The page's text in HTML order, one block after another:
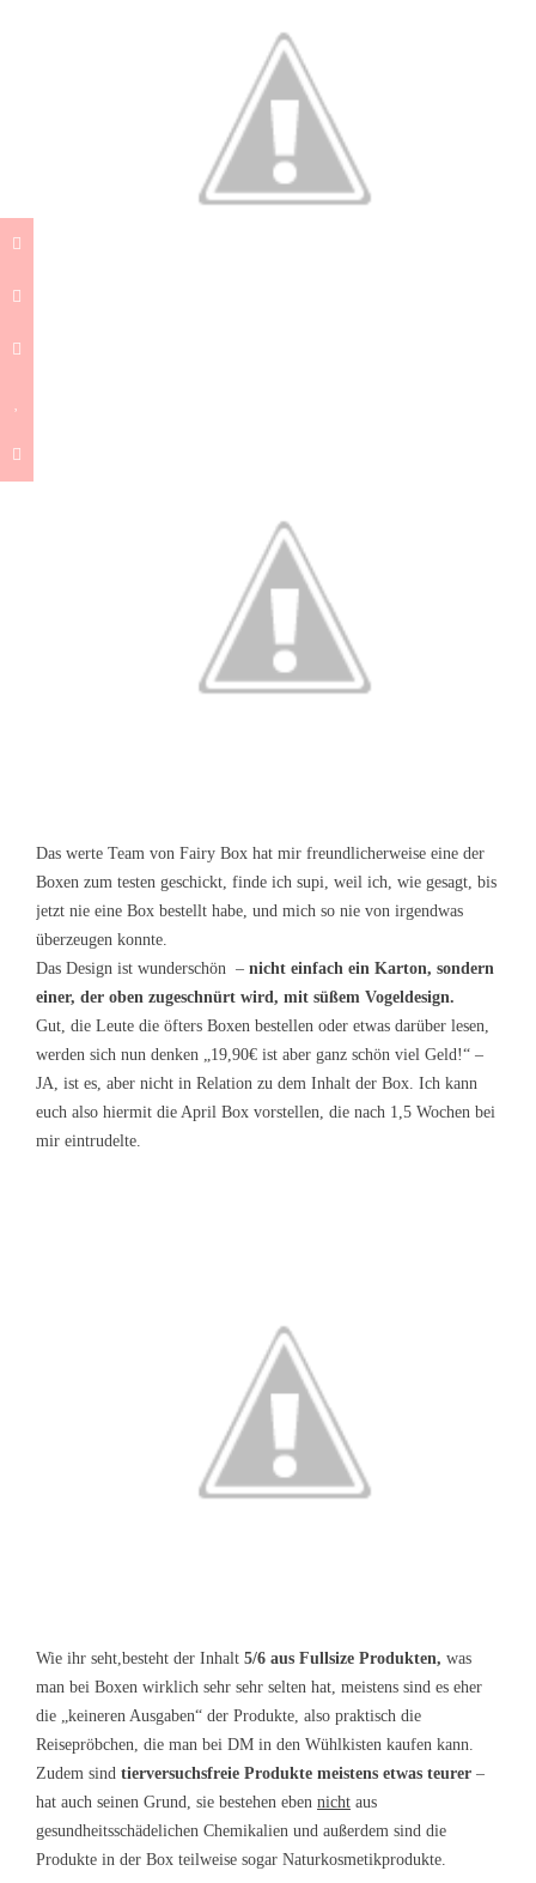
Das werte Team von Fairy Box hat mir freundlicherweise eine der
Boxen zum testen geschickt, finde ich supi, weil ich, wie gesagt, bis
jetzt nie eine Box bestellt habe, und mich so nie von irgendwas
überzeugen konnte.
Das Design ist wunderschön – nicht einfach ein Karton, sondern
einer, der oben zugeschnürt wird, mit süßem Vogeldesign.
Gut, die Leute die öfters Boxen bestellen oder etwas darüber lesen,
werden sich nun denken „19,90€ ist aber ganz schön viel Geld!“ –
JA, ist es, aber nicht in Relation zu dem Inhalt der Box. Ich kann
euch also hiermit die April Box vorstellen, die nach 1,5 Wochen bei
mir eintrudelte.
Wie ihr seht,besteht der Inhalt 5/6 aus Fullsize Produkten, was
man bei Boxen wirklich sehr sehr selten hat, meistens sind es eher
die „keineren Ausgaben“ der Produkte, also praktisch die
Reisepröbchen, die man bei DM in den Wühlkisten kaufen kann.
Zudem sind tierversuchsfreie Produkte meistens etwas teurer –
hat auch seinen Grund, sie bestehen eben nicht aus
gesundheitsschädelichen Chemikalien und außerdem sind die
Produkte in der Box teilweise sogar Naturkosmetikprodukte.